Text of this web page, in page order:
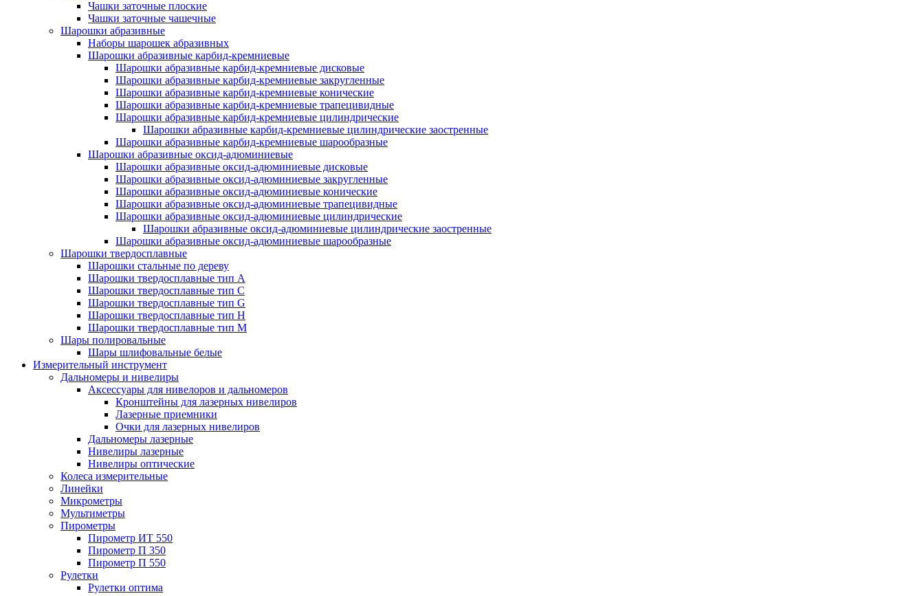
Чашки заточные плоские
Чашки заточные чашечные
Шарошки абразивные
Наборы шарошек абразивных
Шарошки абразивные карбид-кремниевые
Шарошки абразивные карбид-кремниевые дисковые
Шарошки абразивные карбид-кремниевые закругленные
Шарошки абразивные карбид-кремниевые конические
Шарошки абразивные карбид-кремниевые трапецивидные
Шарошки абразивные карбид-кремниевые цилиндрические
Шарошки абразивные карбид-кремниевые цилиндрические заостренные
Шарошки абразивные карбид-кремниевые шарообразные
Шарошки абразивные оксид-адюминиевые
Шарошки абразивные оксид-адюминиевые дисковые
Шарошки абразивные оксид-адюминиевые закругленные
Шарошки абразивные оксид-адюминиевые конические
Шарошки абразивные оксид-адюминиевые трапецивидные
Шарошки абразивные оксид-адюминиевые цилиндрические
Шарошки абразивные оксид-адюминиевые цилиндрические заостренные
Шарошки абразивные оксид-адюминиевые шарообразные
Шарошки твердосплавные
Шарошки стальные по дереву
Шарошки твердосплавные тип A
Шарошки твердосплавные тип C
Шарошки твердосплавные тип G
Шарошки твердосплавные тип H
Шарошки твердосплавные тип M
Шары полировальные
Шары шлифовальные белые
Измерительный инструмент
Дальномеры и нивелиры
Аксессуары для нивелоров и дальномеров
Кронштейны для лазерных нивелиров
Лазерные приемники
Очки для лазерных нивелиров
Дальномеры лазерные
Нивелиры лазерные
Нивелиры оптические
Колеса измерительные
Линейки
Микрометры
Мультиметры
Пирометры
Пирометр ИТ 550
Пирометр П 350
Пирометр П 550
Рулетки
Рулетки оптима